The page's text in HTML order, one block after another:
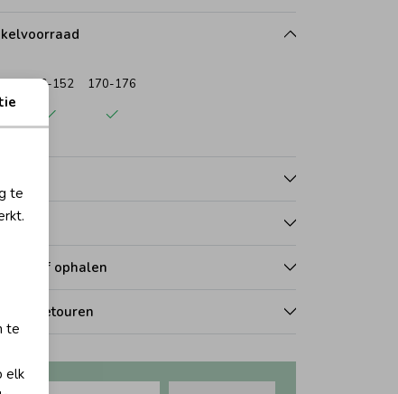
146-152
170-176
of ophalen
en retouren
te
te
elk